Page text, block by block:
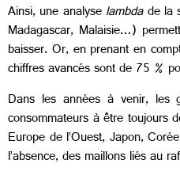
Ainsi, une analyselambdade la
Madagascar, Malaisie…)
baisser. Or, en prenant en
chiffres avancés sont de 75 %
Dans les années à venir, les
consommateurs à être toujours
Europe de l’Ouest, Japon,
l’absence, des maillons liés au